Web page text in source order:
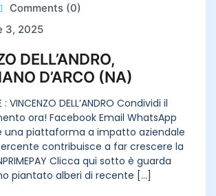
Comments (0)
3, 2025
DELL’ANDRO,
D’ARCO (NA)
: VINCENZO DELL’ANDRO Condividi il
ora! Facebook Email WhatsApp
una piattaforma a impatto aziendale
contribuisce a far crescere la
Clicca qui sotto è guarda
piantato alberi di recente [...]